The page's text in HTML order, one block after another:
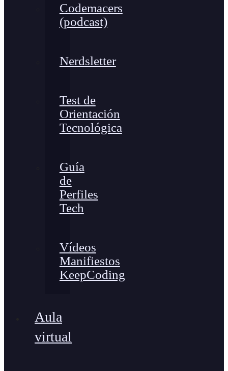
Codemacers
(podcast)
Nerdsletter
Test de
Orientación
Tecnológica
Guía
de
Perfiles
Tech
Vídeos
Manifiestos
KeepCoding
Aula
virtual